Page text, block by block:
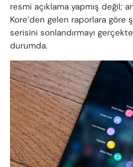
resmi açıklama yapmış değil;
Kore’den gelen raporlara göre
serisini sonlandırmayı
durumda.